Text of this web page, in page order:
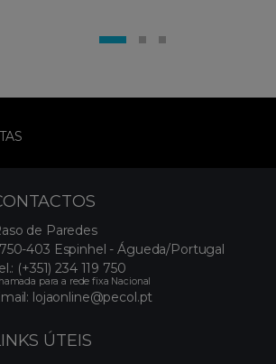
de Paredes
403 Espinhel - Águeda/Portugal
(+351) 234 119 750
para a rede fixa Nacional
lojaonline@pecol.pt
ÚTEIS